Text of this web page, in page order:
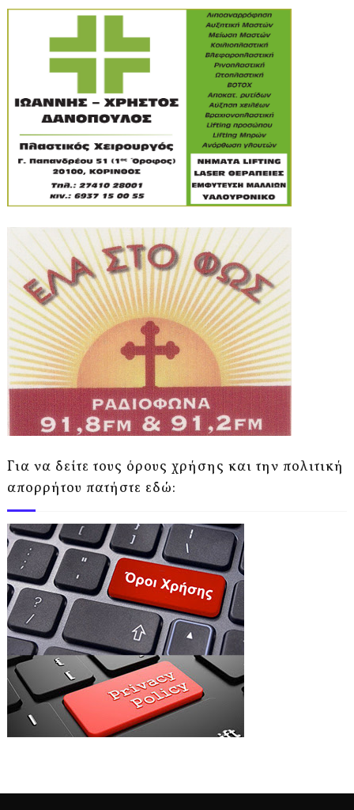
Για να δείτε τους όρους χρήσης και την πολιτική
απορρήτου πατήστε εδώ: